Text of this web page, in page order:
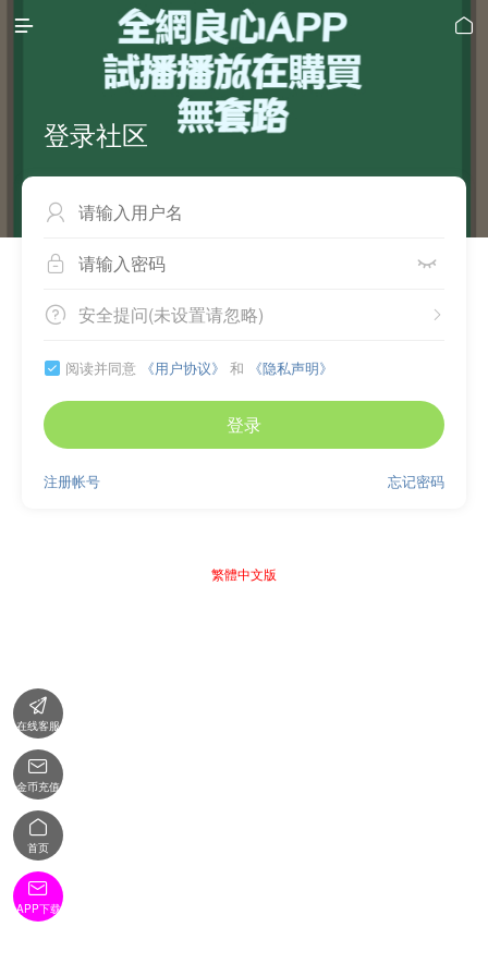
 
登录社区

 
 
安全提问(未设置请忽略)
 阅读并同意 《用户协议》 和 《隐私声明》
登录
忘记密码
注册帐号
繁體中文版

在线客服

金币充值

首页

APP下载